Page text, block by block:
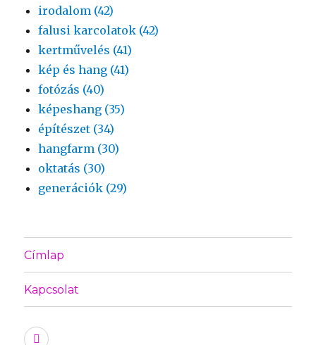
irodalom (42)
falusi karcolatok (42)
kertművelés (41)
kép és hang (41)
fotózás (40)
képeshang (35)
építészet (34)
hangfarm (30)
oktatás (30)
generációk (29)
Címlap
Kapcsolat